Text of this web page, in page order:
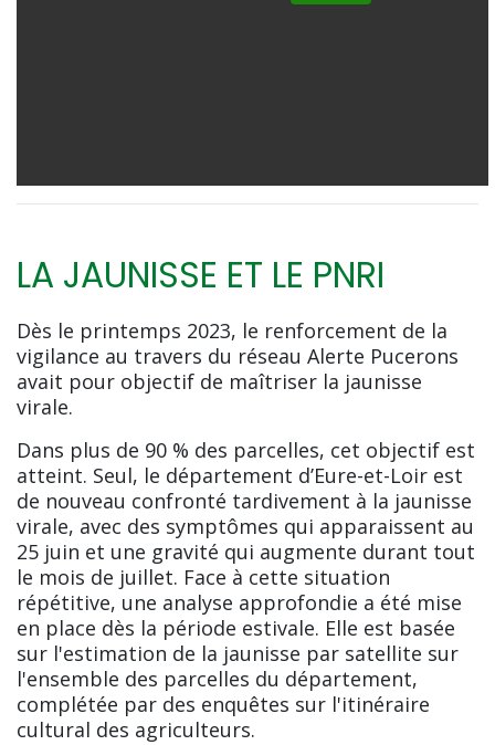
LA JAUNISSE ET LE PNRI
Dès le printemps 2023, le renforcement de la
vigilance au travers du réseau Alerte Pucerons
avait pour objectif de maîtriser la jaunisse
virale.
Dans plus de 90 % des parcelles, cet objectif est
atteint. Seul, le département d’Eure-et-Loir est
de nouveau confronté tardivement à la jaunisse
virale, avec des symptômes qui apparaissent au
25 juin et une gravité qui augmente durant tout
le mois de juillet. Face à cette situation
répétitive, une analyse approfondie a été mise
en place dès la période estivale. Elle est basée
sur l'estimation de la jaunisse par satellite sur
l'ensemble des parcelles du département,
complétée par des enquêtes sur l'itinéraire
cultural des agriculteurs.